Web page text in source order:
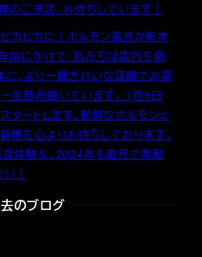
のご来店、お待ちしています！
カピカに！ホルモン風月が新年
始にかけて、私たちは店内を徹
、より一層きれいな店舗でお客
生懸命磨いています。 1月5日
タートします。新鮮なホルモンと
様を心よりお待ちしております。
体験を。2024年も風月で素敵
！
のブログ